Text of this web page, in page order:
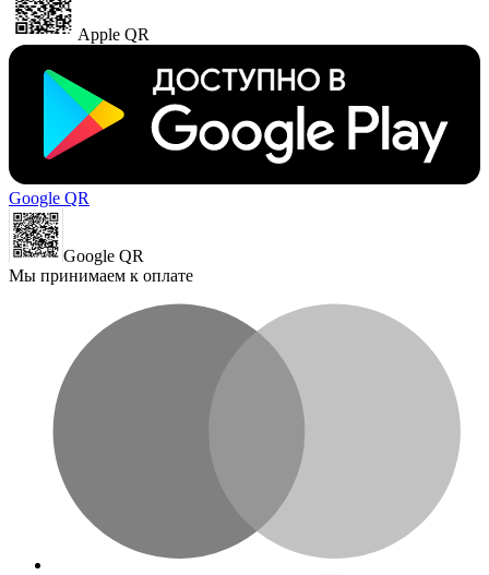
Apple QR
Google QR
Google QR
Мы принимаем к оплате